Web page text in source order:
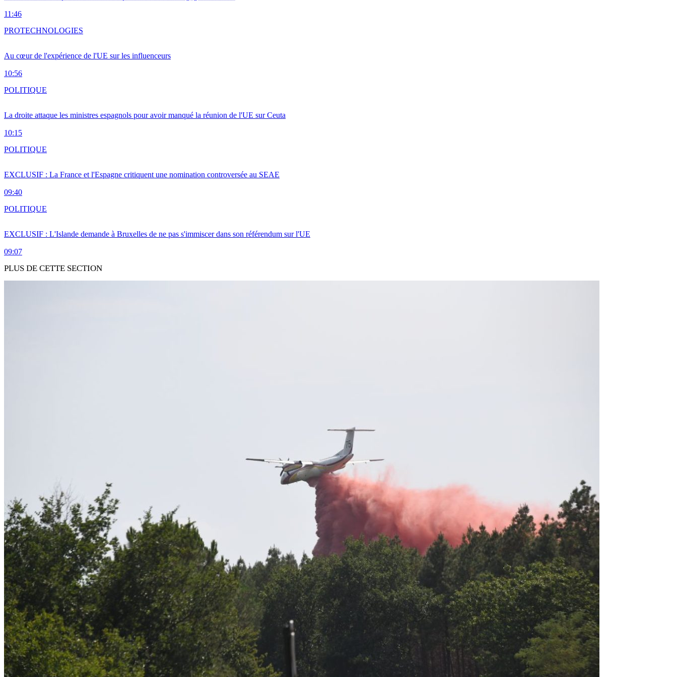
11:46
Au cœur de l'expérience de l'UE sur les influenceurs
10:56
PROTECHNOLOGIES
La droite attaque les ministres espagnols pour avoir manqué la réunion de l'UE sur Ceuta
10:15
POLITIQUE
EXCLUSIF : La France et l'Espagne critiquent une nomination controversée au SEAE
09:40
POLITIQUE
EXCLUSIF : L'Islande demande à Bruxelles de ne pas s'immiscer dans son référendum sur l'UE
09:07
POLITIQUE
PLUS DE CETTE SECTION